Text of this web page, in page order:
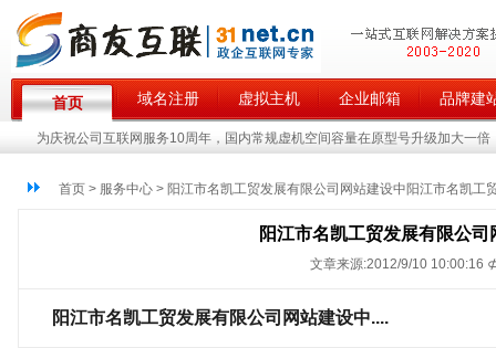
首页 域名注册 虚拟主机 企业邮箱 品牌建
为庆祝公司互联网服务10周年，国内常规虚机空间容量在原型号升级加大一
首页 > 服务中心 > 阳江市名凯工贸发展有限公司网站建设中阳江市名凯工
阳江市名凯工贸发展有限公
文章来源:2012/9/10 10:00:16
阳江市名凯工贸发展有限公司网站建设中....